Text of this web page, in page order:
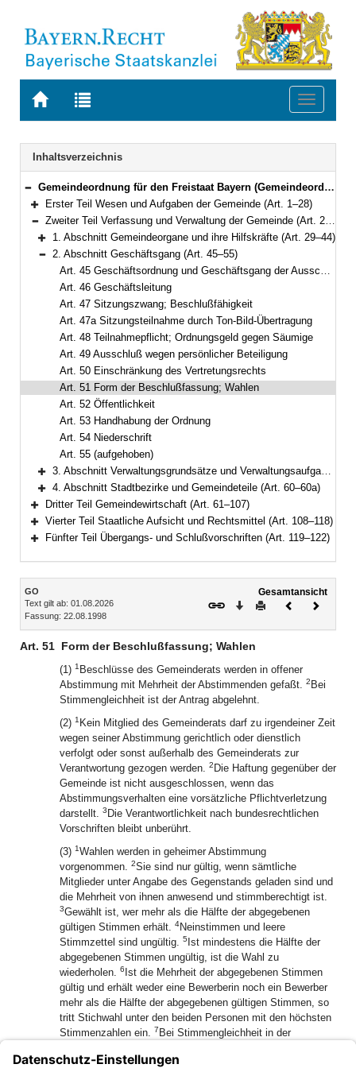
Zur
BAYERN.RECHT
Zur
letzten
Suche
Toggle
Navigation
Inhaltsverzeichnis
Bereich reduzieren
Gemeindeordnung für den Freistaat Bayern (Gemeindeordnung – GO) in der Fassung der Bekanntmachung vom 22. August 1998 (GVBl. S. 796) BayRS 2020-1-1-I (Art. 1–122)
Bereich erweitern
Erster Teil Wesen und Aufgaben der Gemeinde (Art. 1–28)
Bereich reduzieren
Zweiter Teil Verfassung und Verwaltung der Gemeinde (Art. 29–60a)
Bereich erweitern
1. Abschnitt Gemeindeorgane und ihre Hilfskräfte (Art. 29–44)
Bereich reduzieren
2. Abschnitt Geschäftsgang (Art. 45–55)
Art. 45 Geschäftsordnung und Geschäftsgang der Ausschüsse
Art. 46 Geschäftsleitung
Art. 47 Sitzungszwang; Beschlußfähigkeit
Art. 47a Sitzungsteilnahme durch Ton-Bild-Übertragung
Art. 48 Teilnahmepflicht; Ordnungsgeld gegen Säumige
Art. 49 Ausschluß wegen persönlicher Beteiligung
Art. 50 Einschränkung des Vertretungsrechts
Art. 51 Form der Beschlußfassung; Wahlen
Art. 52 Öffentlichkeit
Art. 53 Handhabung der Ordnung
Art. 54 Niederschrift
Art. 55 (aufgehoben)
Bereich erweitern
3. Abschnitt Verwaltungsgrundsätze und Verwaltungsaufgaben (Art. 56–59)
Bereich erweitern
4. Abschnitt Stadtbezirke und Gemeindeteile (Art. 60–60a)
Bereich erweitern
Dritter Teil Gemeindewirtschaft (Art. 61–107)
Bereich erweitern
Vierter Teil Staatliche Aufsicht und Rechtsmittel (Art. 108–118)
Fünfter Teil Übergangs- und Schlußvorschriften (Art. 119–122)
Inhalt
GO
Text gilt ab: 01.08.2026
Fassung: 22.08.1998
Gesamtansicht
Download
DruckenVorheriges
Art. 51 Form der Beschlußfassung; Wahlen
(1) 1 Beschlüsse des Gemeinderats werden in offener
Abstimmung mit Mehrheit der Abstimmenden gefaßt. 2 Bei
Stimmengleichheit ist der Antrag abgelehnt.
(2) 1 Kein Mitglied des Gemeinderats darf zu irgendeiner Zeit
wegen seiner Abstimmung gerichtlich oder dienstlich
verfolgt oder sonst außerhalb des Gemeinderats zur
Verantwortung gezogen werden. 2 Die Haftung gegenüber der
Gemeinde ist nicht ausgeschlossen, wenn das
Abstimmungsverhalten eine vorsätzliche Pflichtverletzung
darstellt. 3 Die Verantwortlichkeit nach bundesrechtlichen
Vorschriften bleibt unberührt.
(3) 1Wahlen werden in geheimer Abstimmung
vorgenommen. 2Sie sind nur gültig, wenn sämtliche
Mitglieder unter Angabe des Gegenstands geladen sind und
die Mehrheit von ihnen anwesend und stimmberechtigt ist.
3Gewählt ist, wer mehr als die Hälfte der abgegebenen
gültigen Stimmen erhält. 4Neinstimmen und leere
Stimmzettel sind ungültig. 5 Ist mindestens die Hälfte der
abgegebenen Stimmen ungültig, ist die Wahl zu
wiederholen. 6 Ist die Mehrheit der abgegebenen Stimmen
gültig und erhält weder eine Bewerberin noch ein Bewerber
mehr als die Hälfte der abgegebenen gültigen Stimmen, so
tritt Stichwahl unter den beiden Personen mit den höchsten
Stimmenzahlen ein. 7 Bei Stimmengleichheit in der